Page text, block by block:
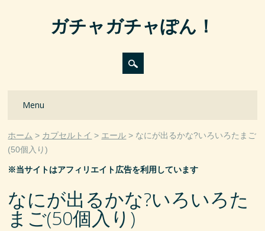
ガチャガチャぽん！
Main menu
Menu
ホーム カプセルトイ エール
なにが出るかな?いろいろたまご
(50個入り)
※当サイトはアフィリエイト広告を利用しています
なにが出るかな?いろいろた
まご(50個入り)